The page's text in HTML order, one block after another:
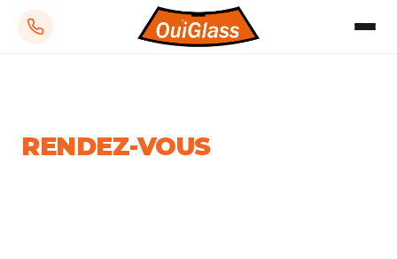
RENDEZ-VOUS